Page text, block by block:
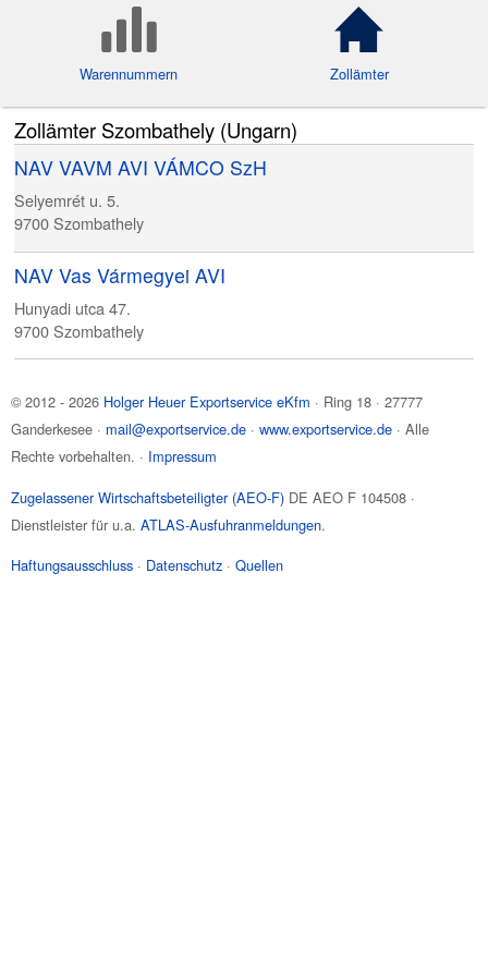
Warennummern Zollämter
Zollämter Szombathely (Ungarn)
NAV VAVM AVI VÁMCO SzH
Selyemrét u. 5.
9700Szombathely
NAV Vas Vármegyei AVI
Hunyadi utca 47.
9700Szombathely
© 2012 - 2026 Holger Heuer Exportservice eKfm · Ring 18 ·27777
Ganderkesee · mail@exportservice.de ·www.exportservice.de · Alle
Rechte vorbehalten. · Impressum
Zugelassener Wirtschaftsbeteiligter (AEO-F) DE AEO F 104508 ·
Dienstleister für u.a.ATLAS-Ausfuhranmeldungen.
Haftungsausschluss · Datenschutz ·Quellen